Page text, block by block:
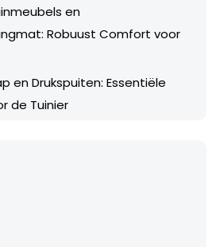
en
Robuust Comfort voor
en Drukspuiten: Essentiële
de Tuinier